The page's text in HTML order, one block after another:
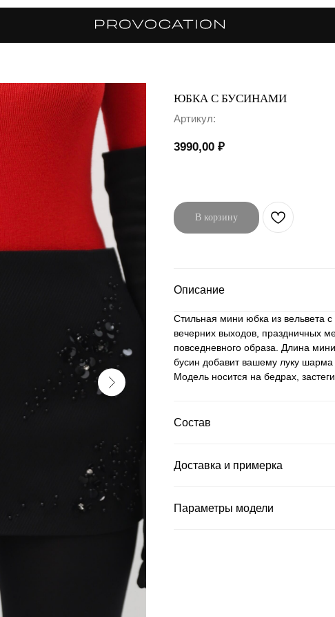
ЮБКА С БУСИНАМИ
Артикул:
3990,00 ₽
В корзину
Описание
Стильная мини юбка из вельвета
вечерних выходов, праздничных
повседневного образа. Длина
бусин добавит вашему луку шарма
Модель носится на бедрах,
Состав
Доставка и примерка
Параметры модели